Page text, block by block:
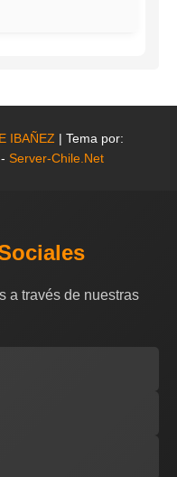
IBAÑEZ | Tema por:
Server-Chile.Net
a través de nuestras